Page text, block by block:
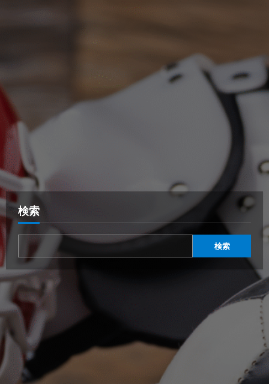
検索
検索